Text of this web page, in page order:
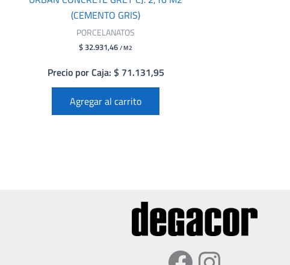
(CEMENTO GRIS)
PORCELANATOS
$ 32.931,46/ M2
Precio por Caja: $ 71.131,95
Agregar al carrito